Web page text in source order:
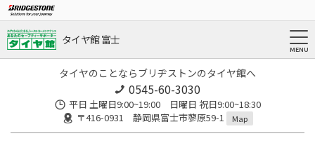
タイヤ館 富士
タイヤのことならブリヂストンのタイヤ館へ
0545-60-3030
平日 土曜日9:00~19:00 日曜日 祝日9:00~18:30
〒416-0931 静岡県富士市蓼原59-1
Map